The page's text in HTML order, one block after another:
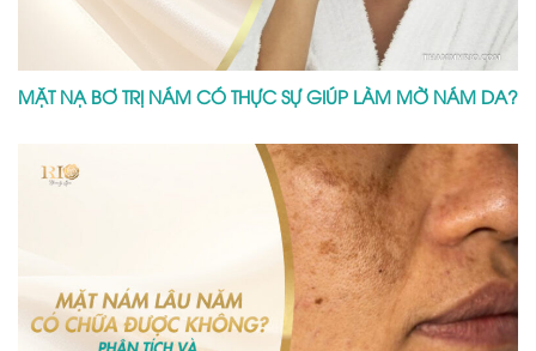
MẶT NẠ BƠ TRỊ NÁM CÓ THỰC SỰ GIÚP LÀM MỜ NÁM DA?